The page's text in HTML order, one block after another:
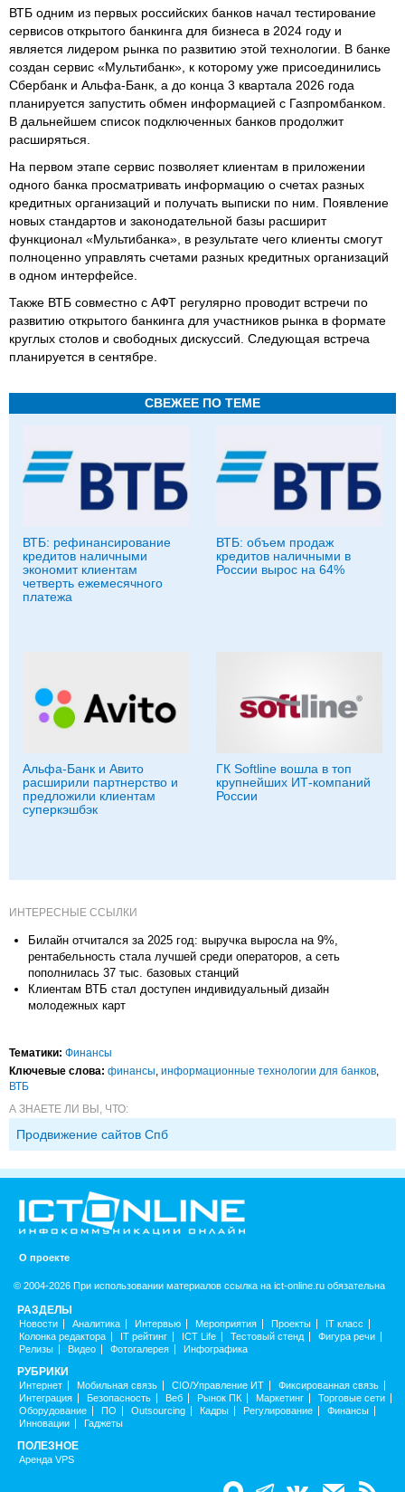
ВТБ одним из первых российских банков начал тестирование
сервисов открытого банкинга для бизнеса в 2024 году и
является лидером рынка по развитию этой технологии. В банке
создан сервис «Мультибанк», к которому уже присоединились
Сбербанк и Альфа-Банк, а до конца 3 квартала 2026 года
планируется запустить обмен информацией с Газпромбанком.
В дальнейшем список подключенных банков продолжит
расширяться.
На первом этапе сервис позволяет клиентам в приложении
одного банка просматривать информацию о счетах разных
кредитных организаций и получать выписки по ним. Появление
новых стандартов и законодательной базы расширит
функционал «Мультибанка», в результате чего клиенты смогут
полноценно управлять счетами разных кредитных организаций
в одном интерфейсе.
Также ВТБ совместно с АФТ регулярно проводит встречи по
развитию открытого банкинга для участников рынка в формате
круглых столов и свободных дискуссий. Следующая встреча
планируется в сентябре.
СВЕЖЕЕ ПО ТЕМЕ
ВТБ: рефинансирование
кредитов наличными
экономит клиентам
четверть ежемесячного
платежа
ВТБ: объем продаж
кредитов наличными в
России вырос на 64%
Альфа-Банк и Авито
расширили партнерство и
предложили клиентам
суперкэшбэк
ГК Softline вошла в топ
крупнейших ИТ-компаний
России
ИНТЕРЕСНЫЕ ССЫЛКИ
Билайн отчитался за 2025 год: выручка выросла на 9%,
рентабельность стала лучшей среди операторов, а сеть
пополнилась 37 тыс. базовых станций
Клиентам ВТБ стал доступен индивидуальный дизайн
молодежных карт
Тематики: Финансы
Ключевые слова: финансы, информационные технологии для банков,
ВТБ
А ЗНАЕТЕ ЛИ ВЫ, ЧТО:
Продвижение сайтов Спб
О проекте
© 2004-2026 При использовании материалов ссылка на ict-online.ru обязательна
РАЗДЕЛЫ
Новости Аналитика Интервью Мероприятия Проекты
IT класс
Колонка редактора
IT рейтинг ICT Life Тестовый стенд
Фигура речи
Релизы
Видео Фотогалерея Инфографика
РУБРИКИ
Интернет Мобильная связь CIO/Управление ИТ
Фиксированная связь
Интеграция
Безопасность Веб Рынок ПК Маркетинг
Торговые сети
Оборудование
ПО Outsourcing Кадры Регулирование
Финансы
Инновации
Гаджеты
ПОЛЕЗНОЕ
Аренда VPS